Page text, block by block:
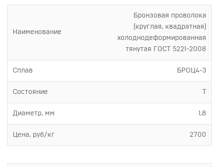
Наименование
Бронзовая проволока
(круглая, квадратная)
холоднодеформированная
тянутая ГОСТ 5221-2008
Сплав БРОЦ4-3
Состояние
Диаметр, мм 1,8
Цена, руб/кг 2700